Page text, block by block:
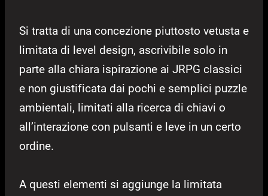
Si tratta di una concezione piuttosto vetusta e
limitata di level design, ascrivibile solo in
parte alla chiara ispirazione ai JRPG classici
e non giustificata dai pochi e semplici puzzle
ambientali, limitati alla ricerca di chiavi o
all’interazione con pulsanti e leve in un certo
ordine.
A questi elementi si aggiunge la limitata